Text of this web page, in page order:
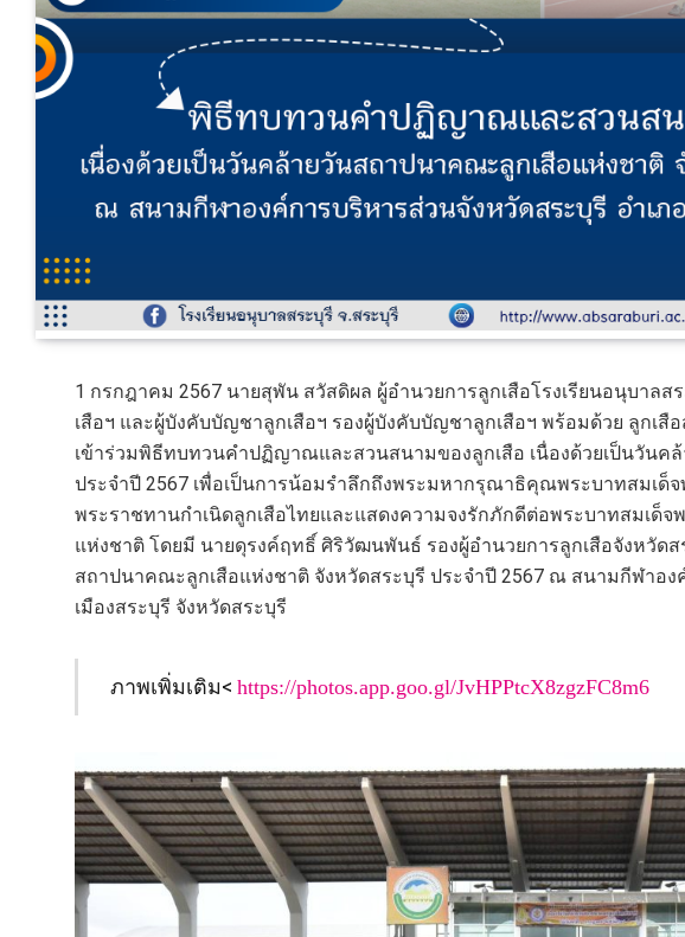
1 กรกฎาคม 2567 นายสุพัน สวัสดิผล ผู้อำนวยการลูกเสือโรงเรียนอนุบาล
เสือฯ และผู้บังคับบัญชาลูกเสือฯ รองผู้บังคับบัญชาลูกเสือฯ พร้อมด้วย ลูกเสื
เข้าร่วมพิธีทบทวนคำปฏิญาณและสวนสนามของลูกเสือ เนื่องด้วยเป็นวันค
ประจำปี 2567 เพื่อเป็นการน้อมรำลึกถึงพระมหากรุณาธิคุณพระบาทสมเด็จ
พระราชทานกำเนิดลูกเสือไทยและแสดงความจงรักภักดีต่อพระบาทสมเด็จ
แห่งชาติ โดยมี นายดุรงค์ฤทธิ์ ศิริวัฒนพันธ์ รองผู้อำนวยการลูกเสือจังหวัด
สถาปนาคณะลูกเสือแห่งชาติ จังหวัดสระบุรี ประจำปี 2567 ณ สนามกีฬาอง
เมืองสระบุรี จังหวัดสระบุรี
ภาพเพิ่มเติม<https://photos.app.goo.gl/JvHPPtcX8zgzFC8m6